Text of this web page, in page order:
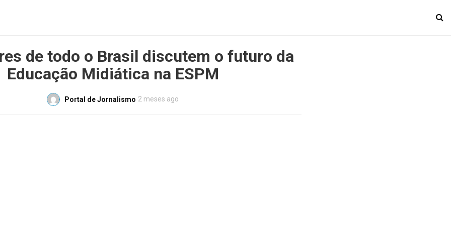
de todo o Brasil discutem o futuro da
Educação Midiática na ESPM
Portal de Jornalismo 2 meses ago